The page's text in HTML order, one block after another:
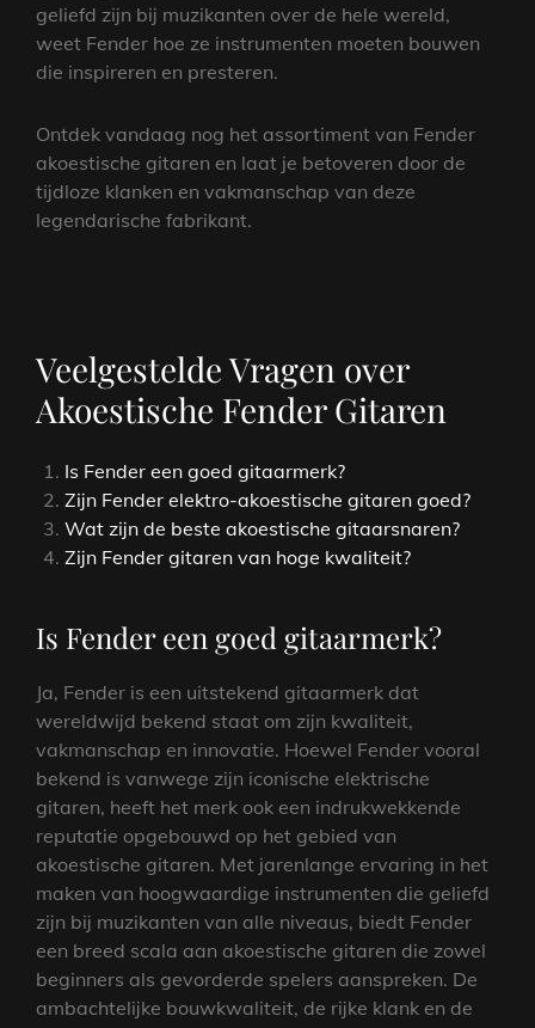
geliefd zijn bij muzikanten over de hele wereld,
weet Fender hoe ze instrumenten moeten bouwen
die inspireren en presteren.
Ontdek vandaag nog het assortiment van Fender
akoestische gitaren en laat je betoveren door de
tijdloze klanken en vakmanschap van deze
legendarische fabrikant.
Veelgestelde Vragen over
Akoestische Fender Gitaren
Is Fender een goed gitaarmerk?
Zijn Fender elektro-akoestische gitaren goed?
Wat zijn de beste akoestische gitaarsnaren?
Zijn Fender gitaren van hoge kwaliteit?
Is Fender een goed gitaarmerk?
Ja, Fender is een uitstekend gitaarmerk dat
wereldwijd bekend staat om zijn kwaliteit,
vakmanschap en innovatie. Hoewel Fender vooral
bekend is vanwege zijn iconische elektrische
gitaren, heeft het merk ook een indrukwekkende
reputatie opgebouwd op het gebied van
akoestische gitaren. Met jarenlange ervaring in het
maken van hoogwaardige instrumenten die geliefd
zijn bij muzikanten van alle niveaus, biedt Fender
een breed scala aan akoestische gitaren die zowel
beginners als gevorderde spelers aanspreken. De
ambachtelijke bouwkwaliteit, de rijke klank en de